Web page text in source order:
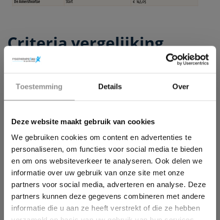
Toestemming Details Over
Deze website maakt gebruik van cookies
We gebruiken cookies om content en advertenties te
personaliseren, om functies voor social media te bieden
en om ons websiteverkeer te analyseren. Ook delen we
informatie over uw gebruik van onze site met onze
partners voor social media, adverteren en analyse. Deze
partners kunnen deze gegevens combineren met andere
informatie die u aan ze heeft verstrekt of die ze hebben
Criteria vergelijking
zorgpolissen
zorgpolissen voor 2019 via het onafhankelijke
www.zorgverzekeringwijzer.nl. Bij de selecties is
selectiecriteria;
• keuzevrijheid
• geen medische selectie
• geen toepassing van behandelindex of -gemiddelde
• geen toepassing van verplicht
klanttevredenheidsonderzoek door fysiotherapeut
Pas op voor de
Wil jij ook een pijnvrij leven?
Download hieronder dan gratis ons e-book!